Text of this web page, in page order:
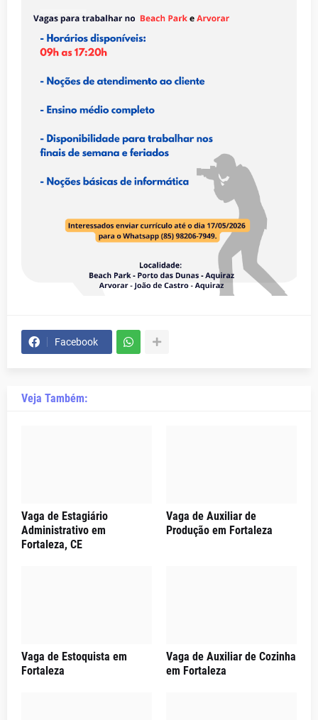
Facebook
Veja Também:
Vaga de Estagiário
Administrativo em
Fortaleza, CE
Vaga de Auxiliar de
Produção em Fortaleza
Vaga de Estoquista em
Fortaleza
Vaga de Auxiliar de Cozinha
em Fortaleza